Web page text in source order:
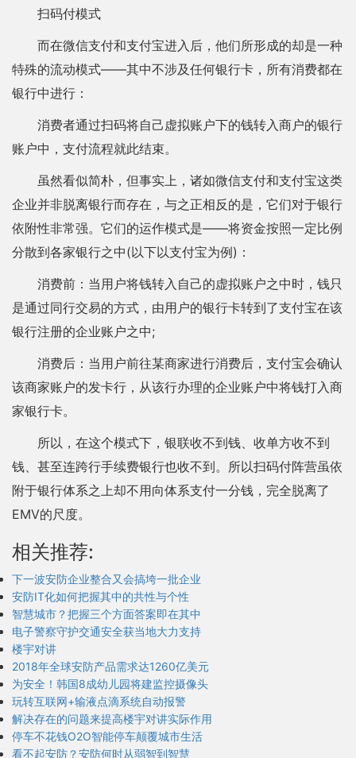
扫码付模式
而在微信支付和支付宝进入后，他们所形成的却是一种
特殊的流动模式——其中不涉及任何银行卡，所有消费都在
银行中进行：
消费者通过扫码将自己虚拟账户下的钱转入商户的银行
账户中，支付流程就此结束。
虽然看似简朴，但事实上，诸如微信支付和支付宝这类
企业并非脱离银行而存在，与之正相反的是，它们对于银行
依附性非常强。它们的运作模式是——将资金按照一定比例
分散到各家银行之中(以下以支付宝为例)：
消费前：当用户将钱转入自己的虚拟账户之中时，钱只
是通过同行交易的方式，由用户的银行卡转到了支付宝在该
银行注册的企业账户之中;
消费后：当用户前往某商家进行消费后，支付宝会确认
该商家账户的发卡行，从该行办理的企业账户中将钱打入商
家银行卡。
所以，在这个模式下，银联收不到钱、收单方收不到
钱、甚至连跨行手续费银行也收不到。所以扫码付阵营虽依
附于银行体系之上却不用向体系支付一分钱，完全脱离了
EMV的尺度。
相关推荐:
下一波安防企业整合又会搞垮一批企业
安防IT化如何把握其中的共性与个性
智慧城市？把握三个方面答案即在其中
电子警察守护交通安全获当地大力支持
楼宇对讲
2018年全球安防产品需求达1260亿美元
为安全！韩国8成幼儿园将建监控摄像头
玩转互联网+输液点滴系统自动报警
解决存在的问题来提高楼宇对讲实际作用
停车不花钱O2O智能停车颠覆城市生活
看不起安防？安防何时从弱智到智慧